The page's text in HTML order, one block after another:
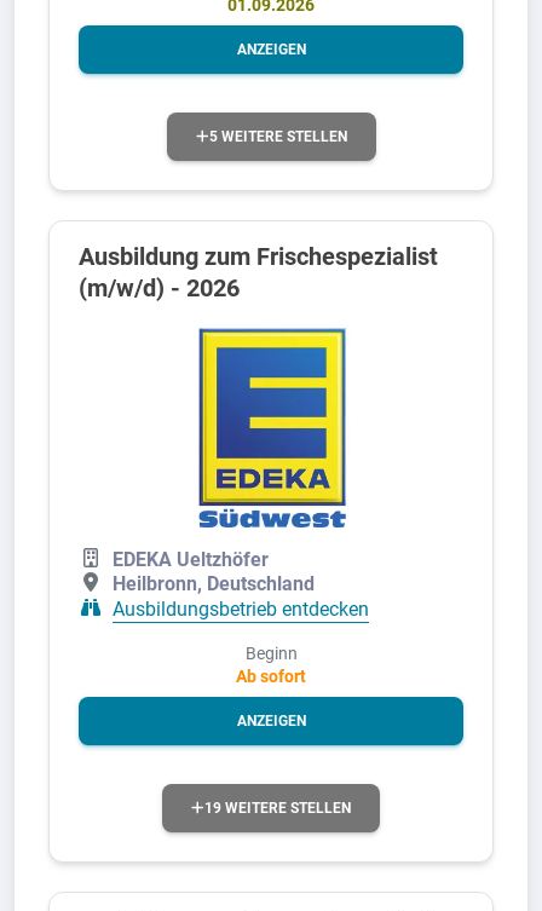
01.09.2026
ANZEIGEN
5 WEITERE STELLEN
Ausbildung zum Frischespezialist
(m/w/d) - 2026
EDEKA Ueltzhöfer
Heilbronn, Deutschland
Ausbildungsbetrieb entdecken
Beginn
Ab sofort
ANZEIGEN
19 WEITERE STELLEN